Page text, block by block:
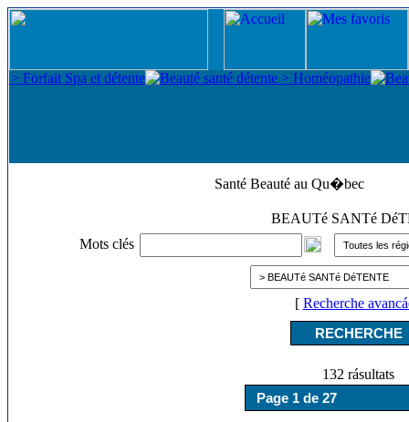
Santé Beauté au Qu�bec
BEAUTé SANTé
Mots clés
[ Recherche
132 rásultats